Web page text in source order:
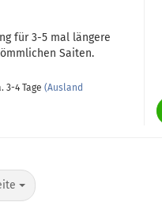
für 3-5 mal längere
Saiten.
3-4 Tage (Ausland